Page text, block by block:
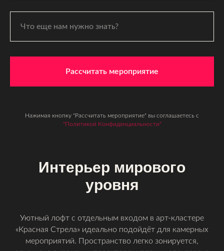
Рассчитать мероприятие
Нажимая кнопку "Рассчитать мероприятие" вы соглашаетесь с
"Политикой Конфиденциальности"
Интерьер мирового
уровня
Уютный лофт с отдельным входом в арт-кластере
«Красная Стрела» идеально подойдёт для камерных
мероприятий. Пространство легко зонируется,